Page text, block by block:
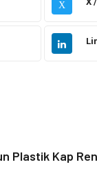
Gıda
Elektrik
X
Plastik Kap